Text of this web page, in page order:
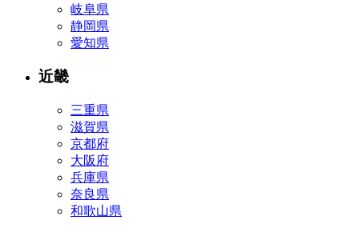
岐阜県
静岡県
愛知県
近畿
三重県
滋賀県
京都府
大阪府
兵庫県
奈良県
和歌山県